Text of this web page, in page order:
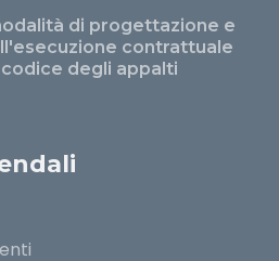
di progettazione e
contrattuale
degli appalti